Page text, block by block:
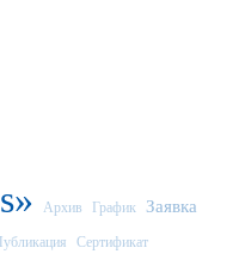
Архив График Заявка
Сертификат